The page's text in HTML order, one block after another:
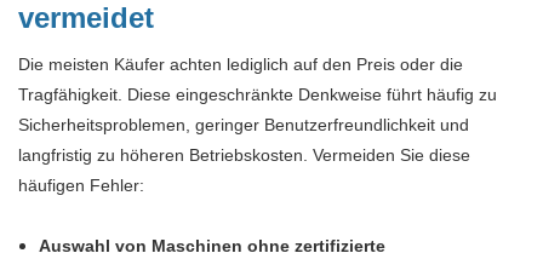
vermeidet
Die meisten Käufer achten lediglich auf den Preis oder die
Tragfähigkeit. Diese eingeschränkte Denkweise führt häufig zu
Sicherheitsproblemen, geringer Benutzerfreundlichkeit und
langfristig zu höheren Betriebskosten. Vermeiden Sie diese
häufigen Fehler:
Auswahl von Maschinen ohne zertifizierte